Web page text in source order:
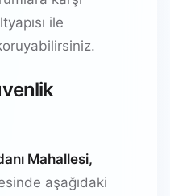
ile
Mahallesi,
aşağıdaki